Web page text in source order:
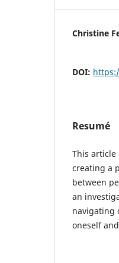
Christine
DOI:
Resumé
This article
creating a
between
an
navigating
oneself